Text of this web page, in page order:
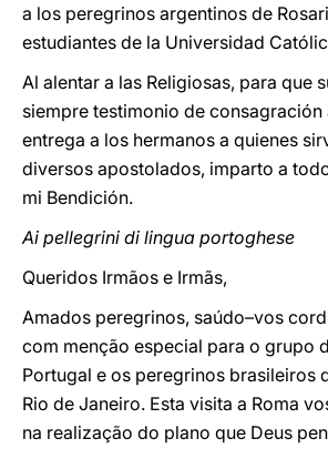
a los peregrinos argentinos de
estudiantes de la Universidad
Al alentar a las Religiosas, para que
siempre testimonio de consagración
entrega a los hermanos a quienes
diversos apostolados, imparto a
mi Bendición.
Ai pellegrini di lingua portoghese
Queridos Irmãos e Irmãs,
Amados peregrinos, saúdo–vos
com menção especial para o grupo
Portugal e os peregrinos brasileiros
Rio de Janeiro. Esta visita a Roma
na realização do plano que Deus